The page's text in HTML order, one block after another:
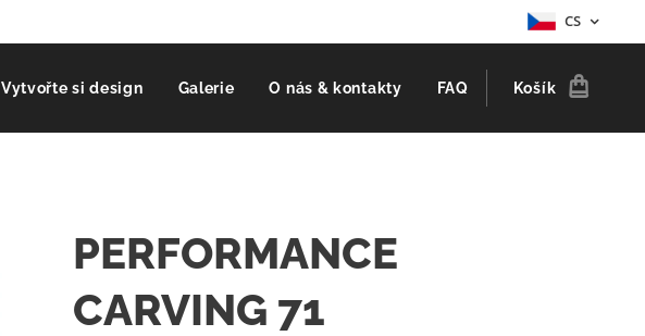
CS
Vytvořte si design Galerie O nás & kontakty FAQ Košík
PERFORMANCE
CARVING 71